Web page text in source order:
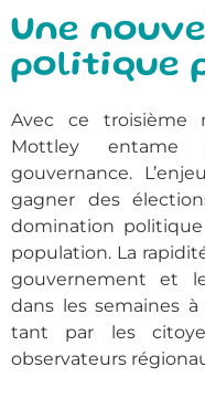
Une
politique
Avec ce troisième
Mottley
gouvernance.
gagner des
domination
population. La
gouvernement et
dans les semaines
tant par les
observateurs